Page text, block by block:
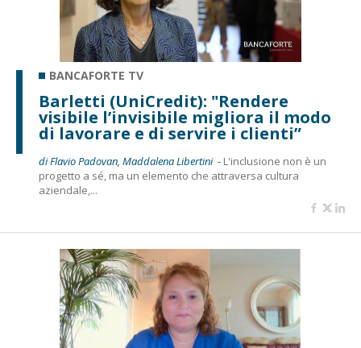
BANCAFORTE TV
Barletti (UniCredit): "Rendere
visibile l’invisibile migliora il modo
di lavorare e di servire i clienti”
di Flavio Padovan, Maddalena Libertini - L'inclusione non è un
progetto a sé, ma un elemento che attraversa cultura
aziendale,...